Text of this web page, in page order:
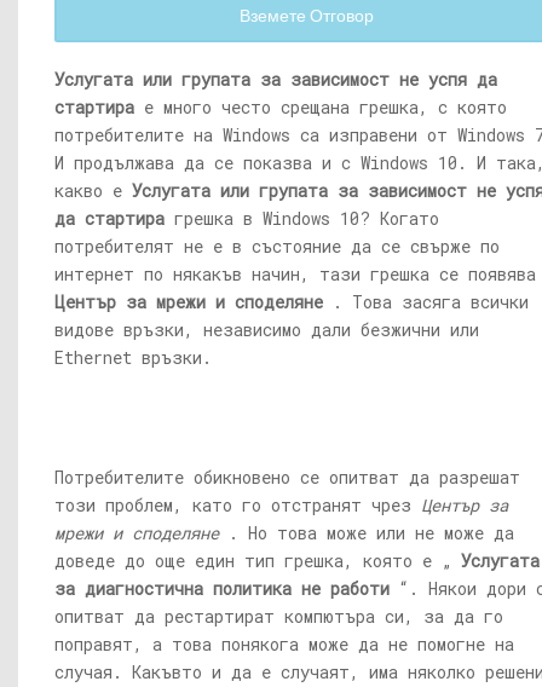
Вземете Отговор
Услугата или групата за зависимост не успя да
стартира е много често срещана грешка, с която
потребителите на Windows са изправени от Windows
И продължава да се показва и с Windows 10. И
какво е Услугата или групата за зависимост не
да стартира грешка в Windows 10? Когато
потребителят не е в състояние да се свърже по
интернет по някакъв начин, тази грешка се
Център за мрежи и споделяне . Това засяга всички
видове връзки, независимо дали безжични или
Ethernet връзки.
Потребителите обикновено се опитват да разрешат
този проблем, като го отстранят чрез Център за
мрежи и споделяне. Но това може или не може да
доведе до още един тип грешка, която е „ Услугата
за диагностична политика не работи “. Някои дори
опитват да рестартират компютъра си, за да го
поправят, а това понякога може да не помогне на
случая. Какъвто и да е случаят, има няколко